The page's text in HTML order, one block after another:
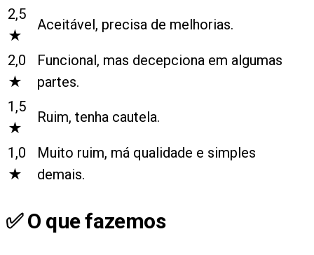
2,5
★
Aceitável, precisa de melhorias.
2,0
★
Funcional, mas decepciona em algumas
partes.
1,5
★
Ruim, tenha cautela.
1,0
★
Muito ruim, má qualidade e simples
demais.
✅ O que fazemos